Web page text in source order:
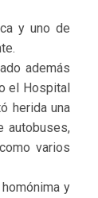
y uno de
además
el Hospital
herida una
autobuses,
varios
y